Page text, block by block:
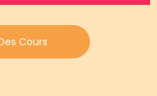
Cours